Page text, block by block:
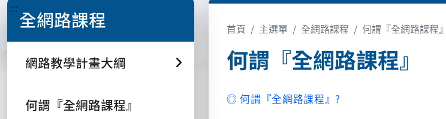
::: 全網路課程
網路教學計畫大綱
何謂『全網路課程』
首頁 主選單 全網路課程 何謂『全網路課程』
何謂『全網路課程』
◎ 何謂『全網路課程』?